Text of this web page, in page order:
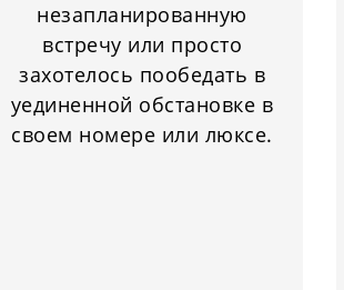
незапланированную
встречу или просто
захотелось пообедать в
уединенной обстановке в
своем номере или люксе.